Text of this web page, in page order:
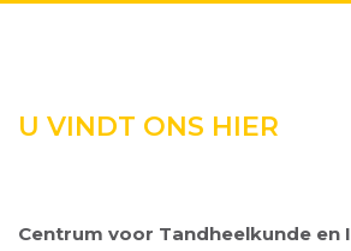
U VINDT ONS HIER
Centrum voor Tandheelkunde en